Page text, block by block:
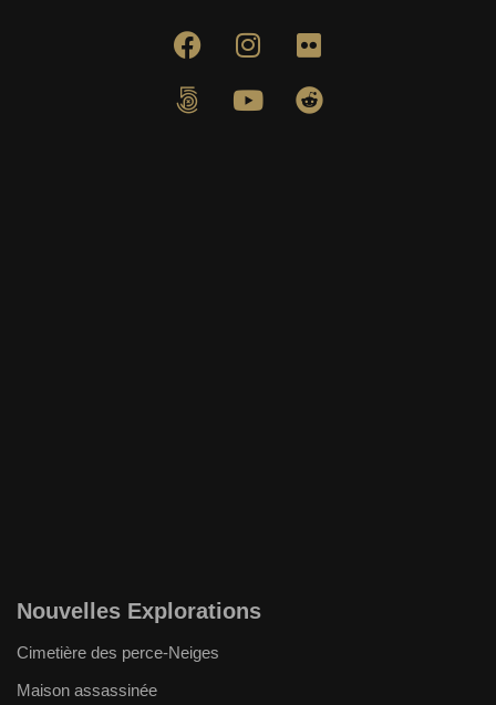
Nouvelles Explorations
Cimetière des perce-Neiges
Maison assassinée